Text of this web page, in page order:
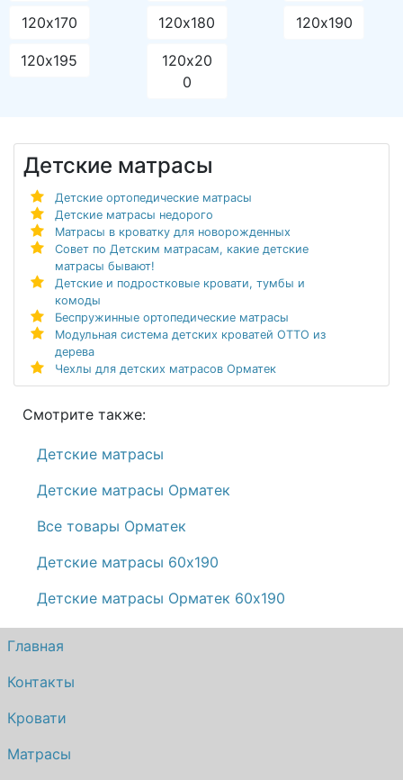
120х170 120х180 120х190
120х195
120х20
0
Детские матрасы
Детские ортопедические матрасы
Детские матрасы недорого
Матрасы в кроватку для новорожденных
Совет по Детским матрасам, какие детские
матрасы бывают!
Детские и подростковые кровати, тумбы и
комоды
Беспружинные ортопедические матрасы
Модульная система детских кроватей ОТТО из
дерева
Чехлы для детских матрасов Орматек
Смотрите также:
Детские матрасы
Детские матрасы Орматек
Все товары Орматек
Детские матрасы 60х190
Детские матрасы Орматек 60х190
Главная
Контакты
Кровати
Матрасы